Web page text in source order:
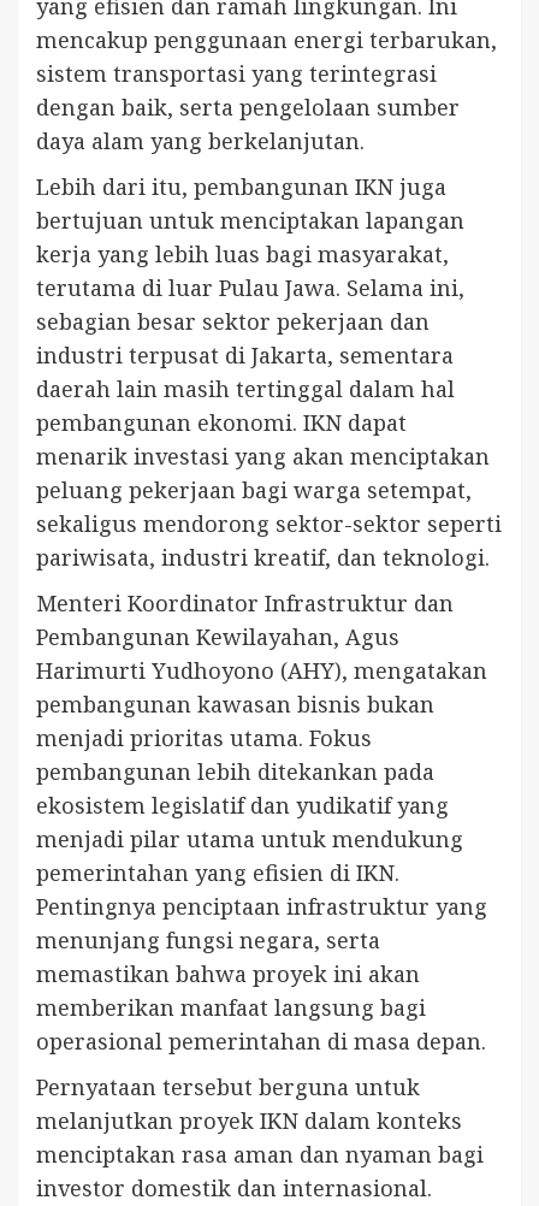
yang efisien dan ramah lingkungan. Ini
mencakup penggunaan energi terbarukan,
sistem transportasi yang terintegrasi
dengan baik, serta pengelolaan sumber
daya alam yang berkelanjutan.
Lebih dari itu, pembangunan IKN juga
bertujuan untuk menciptakan lapangan
kerja yang lebih luas bagi masyarakat,
terutama di luar Pulau Jawa. Selama ini,
sebagian besar sektor pekerjaan dan
industri terpusat di Jakarta, sementara
daerah lain masih tertinggal dalam hal
pembangunan ekonomi. IKN dapat
menarik investasi yang akan menciptakan
peluang pekerjaan bagi warga setempat,
sekaligus mendorong sektor-sektor seperti
pariwisata, industri kreatif, dan teknologi.
Menteri Koordinator Infrastruktur dan
Pembangunan Kewilayahan, Agus
Harimurti Yudhoyono (AHY), mengatakan
pembangunan kawasan bisnis bukan
menjadi prioritas utama. Fokus
pembangunan lebih ditekankan pada
ekosistem legislatif dan yudikatif yang
menjadi pilar utama untuk mendukung
pemerintahan yang efisien di IKN.
Pentingnya penciptaan infrastruktur yang
menunjang fungsi negara, serta
memastikan bahwa proyek ini akan
memberikan manfaat langsung bagi
operasional pemerintahan di masa depan.
Pernyataan tersebut berguna untuk
melanjutkan proyek IKN dalam konteks
menciptakan rasa aman dan nyaman bagi
investor domestik dan internasional.